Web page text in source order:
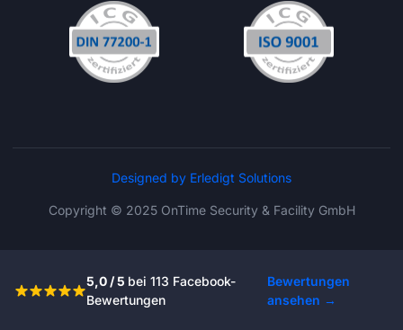
Designed by Erledigt Solutions
Copyright © 2025 OnTime Security & Facility GmbH
5,0 / 5 bei 113 Facebook-
Bewertungen
Bewertungen
ansehen →